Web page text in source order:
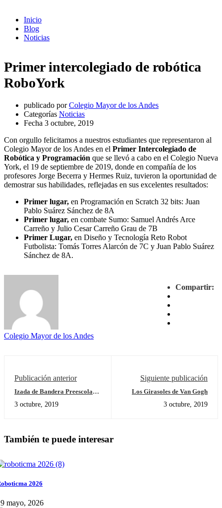
Inicio
Blog
Noticias
Primer intercolegiado de robótica
RoboYork
publicado por Colegio Mayor de los Andes
Categorías Noticias
Fecha 3 octubre, 2019
Con orgullo felicitamos a nuestros estudiantes que representaron al
Colegio Mayor de los Andes en el Primer Intercolegiado de
Robótica y Programación que se llevó a cabo en el Colegio Nueva
York, el 19 de septiembre de 2019, donde en compañía de los
profesores Jorge Becerra y Hermes Ruiz, tuvieron la oportunidad de
demostrar sus habilidades, reflejadas en sus excelentes resultados:
Primer lugar, en Programación en Scratch 32 bits: Juan
Pablo Suárez Sánchez de 8A
Primer lugar, en combate Sumo: Samuel Andrés Arce
Carreño y Julio Cesar Carreño Grau de 7B
Primer Lugar, en Diseño y Tecnología Reto Robot
Futbolista: Tomás Torres Alarcón de 7C y Juan Pablo Suárez
Sánchez de 8A.
Compartir:
Colegio Mayor de los Andes
Publicación anterior
Izada de Bandera Preescolar -
Patrios
3 octubre, 2019
Siguiente publicación
Los Girasoles de Van Gogh
3 octubre, 2019
También te puede interesar
2026
mayo, 2026